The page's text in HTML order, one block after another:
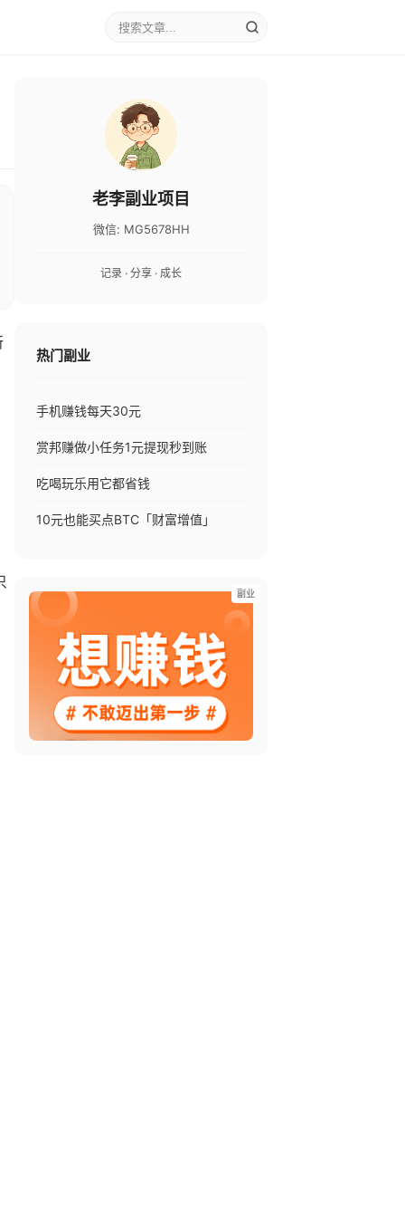
老李副业项目
微信: MG5678HH
记录 · 分享 · 成长
热门副业
手机赚钱每天30元
赏邦赚做小任务1元提现秒到账
吃喝玩乐用它都省钱
10元也能买点BTC「财富增值」
副业